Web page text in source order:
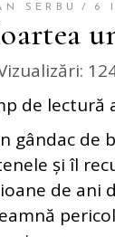
SERBU 6
de lectură
gândac de
și îl
de ani